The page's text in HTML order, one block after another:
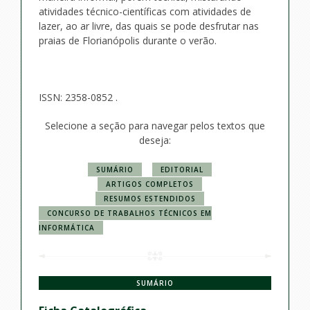
atividades técnico-científicas com atividades de
lazer, ao ar livre, das quais se pode desfrutar nas
praias de Florianópolis durante o verão.
ISSN: 2358-0852 .
Selecione a seção para navegar pelos textos que
deseja:
SUMÁRIO
EDITORIAL
ARTIGOS COMPLETOS
RESUMOS ESTENDIDOS
CONCURSO DE TRABALHOS TÉCNICOS EM
INFORMÁTICA
SUMÁRIO